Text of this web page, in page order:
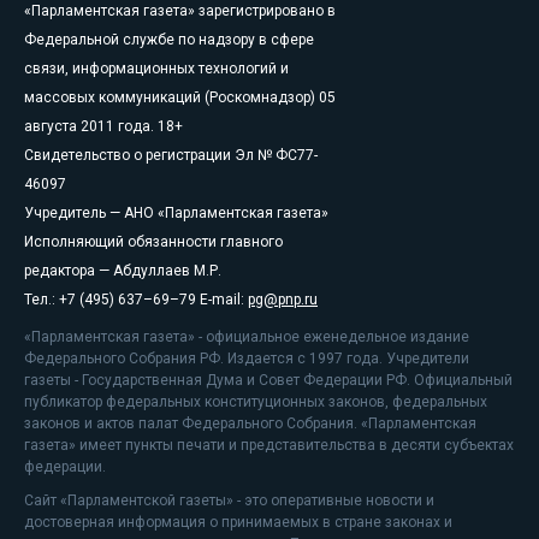
«Парламентская газета» зарегистрировано в
Федеральной службе по надзору в сфере
связи, информационных технологий и
массовых коммуникаций (Роскомнадзор) 05
августа 2011 года. 18+
Свидетельство о регистрации Эл № ФС77-
46097
Учредитель — АНО «Парламентская газета»
Исполняющий обязанности главного
редактора — Абдуллаев М.Р.
Тел.: +7 (495) 637–69–79 E-mail: pg@pnp.ru
«Парламентская газета» - официальное еженедельное издание
Федерального Собрания РФ. Издается с 1997 года. Учредители
газеты - Государственная Дума и Совет Федерации РФ. Официальный
публикатор федеральных конституционных законов, федеральных
законов и актов палат Федерального Собрания. «Парламентская
газета» имеет пункты печати и представительства в десяти субъектах
федерации.
Сайт «Парламентской газеты» - это оперативные новости и
достоверная информация о принимаемых в стране законах и